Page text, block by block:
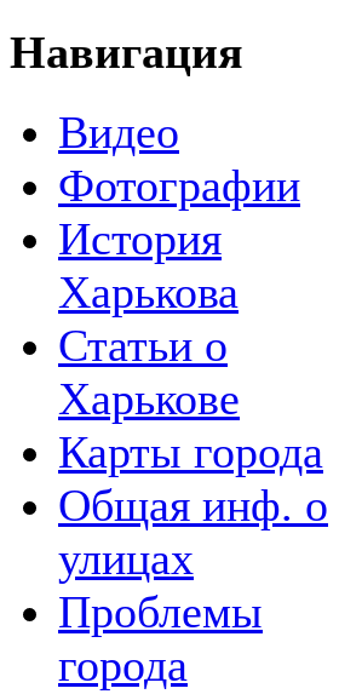
Навигация
Видео
Фотографии
История
Харькова
Статьи о
Харькове
Карты города
Общая инф. о
улицах
Проблемы
города